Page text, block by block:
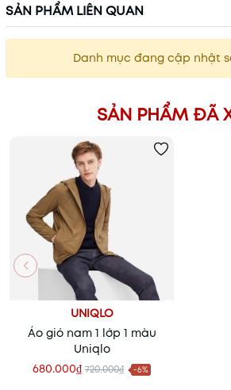
SẢN PHẨM LIÊN QUAN
Danh mục đang cập nhật
SẢN PHẨM ĐÃ
UNIQLO
Áo gió nam 1 lớp 1 màu
Uniqlo
680.000₫ 720.000₫ -6%